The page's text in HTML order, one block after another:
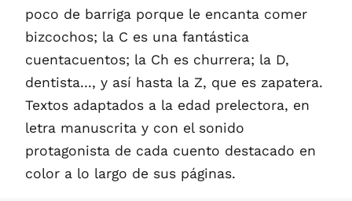
poco de barriga porque le encanta comer
bizcochos; la C es una fantástica
cuentacuentos; la Ch es churrera; la D,
dentista..., y así hasta la Z, que es zapatera.
Textos adaptados a la edad prelectora, en
letra manuscrita y con el sonido
protagonista de cada cuento destacado en
color a lo largo de sus páginas.